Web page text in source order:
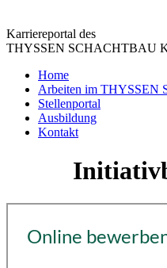
Karriereportal des
THYSSEN SCHACHTBAU
Home
Arbeiten im THYSSEN
Stellenportal
Ausbildung
Kontakt